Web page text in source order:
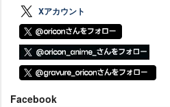
Xアカウント
Facebook